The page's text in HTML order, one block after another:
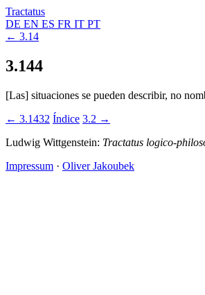
Tractatus
DE EN ES FR IT PT
← 3.14
3.144
[Las] situaciones se pueden describir, no
← 3.1432 Índice 3.2 →
Ludwig Wittgenstein: Tractatus logico-
Impressum · Oliver Jakoubek